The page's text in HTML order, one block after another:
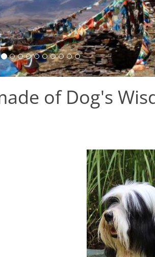
of Dog's